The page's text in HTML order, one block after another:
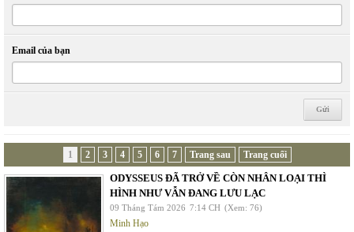
Email của bạn
1 2 3 4 5 6 7 Trang sau Trang cuối
ODYSSEUS ĐÃ TRỞ VỀ CÒN NHÂN LOẠI THÌ
HÌNH NHƯ VẪN ĐANG LƯU LẠC
09 Tháng Tám 2026 7:14 CH (Xem: 76)
Minh Hạo